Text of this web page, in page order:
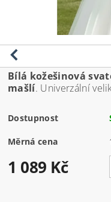
Bílá kožešinová
mašlí. Univerzální
Dostupnost
Měrná cena
1 089 Kč